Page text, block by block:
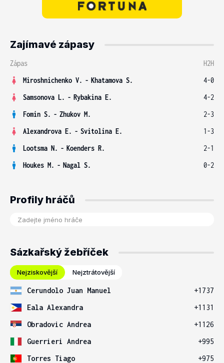
Zajímavé zápasy
Zápas
H2H
Miroshnichenko V. - Khatamova S.
4-0
Samsonova L. - Rybakina E.
4-2
Fomin S. - Zhukov M.
2-3
Alexandrova E. - Svitolina E.
1-3
Lootsma N. - Koenders R.
2-1
Houkes M. - Nagal S. 0-2
Profily hráčů
Sázkařský žebříček
Nejziskovější Nejztrátovější
Cerundolo Juan Manuel
+1737
Eala Alexandra
+1131
Obradovic Andrea
+1126
Guerrieri Andrea
+995
Torres Tiago
+975